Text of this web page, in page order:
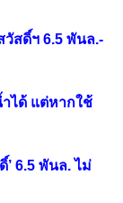
สดิ์ฯ 6.5 พันล.-
ได้ แต่หากใช้
’ 6.5 พันล. ไม่